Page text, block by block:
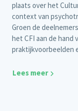
plaats over het
context van
Groen de
het CFI aan de
praktijkvoorbeelden
Lees meer